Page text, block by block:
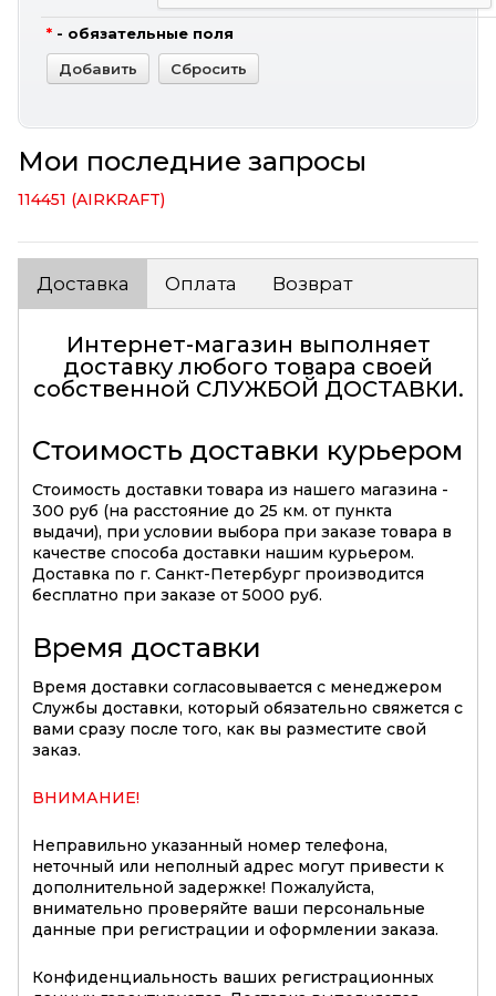
* - обязательные поля
Мои последние запросы
114451 (AIRKRAFT)
Доставка Оплата Возврат
Интернет-магазин выполняет
доставку любого товара своей
собственной СЛУЖБОЙ ДОСТАВКИ.
Стоимость доставки курьером
Стоимость доставки товара из нашего магазина -
300 руб (на расстояние до 25 км. от пункта
выдачи), при условии выбора при заказе товара в
качестве способа доставки нашим курьером.
Доставка по г. Санкт-Петербург производится
бесплатно при заказе от 5000 руб.
Время доставки
Время доставки согласовывается с менеджером
Службы доставки, который обязательно свяжется с
вами сразу после того, как вы разместите свой
заказ.
ВНИМАНИЕ!
Неправильно указанный номер телефона,
неточный или неполный адрес могут привести к
дополнительной задержке! Пожалуйста,
внимательно проверяйте ваши персональные
данные при регистрации и оформлении заказа.
Конфиденциальность ваших регистрационных